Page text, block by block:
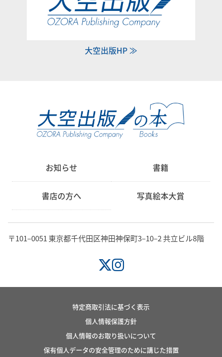
大空出版HP ≫
お知らせ 書籍
書店の方へ 写真絵本大賞
〒101‒0051 東京都千代田区神田神保町3‒10‒2 共立ビル8階
特定商取引法に基づく表示
個人情報保護方針
個人情報のお取り扱いについて
保有個人データの安全管理のために講じた措置